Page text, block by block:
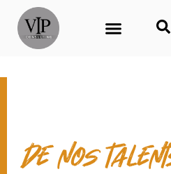
CONTACT &
de nos